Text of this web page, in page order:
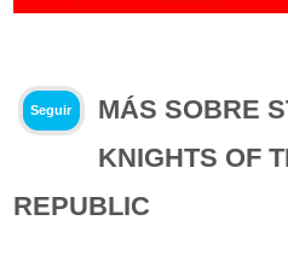
Seguir
MÁS SOBRE
KNIGHTS OF
REPUBLIC